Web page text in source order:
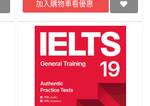
加入購物車看優惠